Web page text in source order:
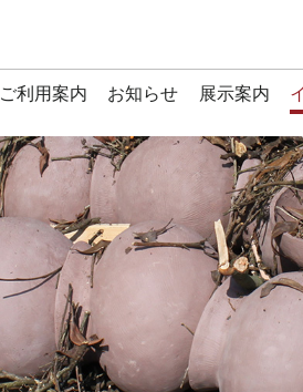
ご利用案内 お知らせ 展示案内